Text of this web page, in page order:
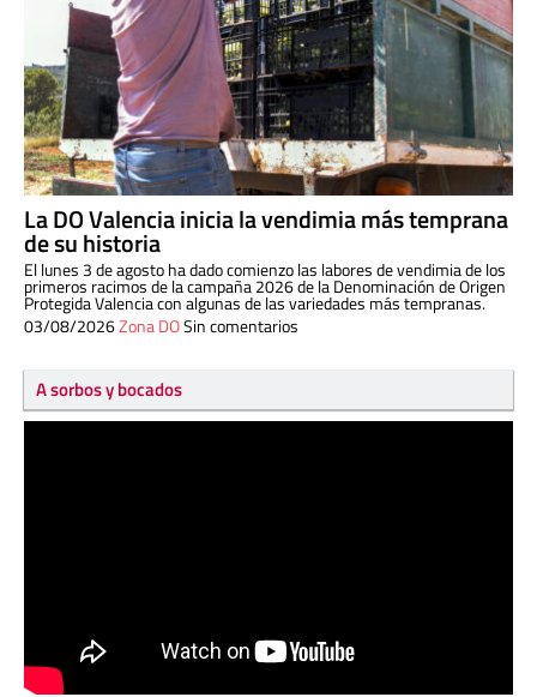
La DO Valencia inicia la vendimia más temprana
de su historia
El lunes 3 de agosto ha dado comienzo las labores de vendimia de los
primeros racimos de la campaña 2026 de la Denominación de Origen
Protegida Valencia con algunas de las variedades más tempranas.
03/08/2026Zona DOSin comentarios
A sorbos y bocados